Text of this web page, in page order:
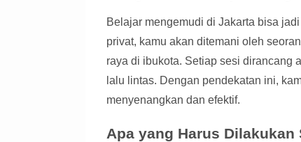
Belajar mengemudi di Jakarta bisa
privat, kamu akan ditemani oleh
raya di ibukota. Setiap sesi dirancang
lalu lintas. Dengan pendekatan ini,
menyenangkan dan efektif.
Apa yang Harus